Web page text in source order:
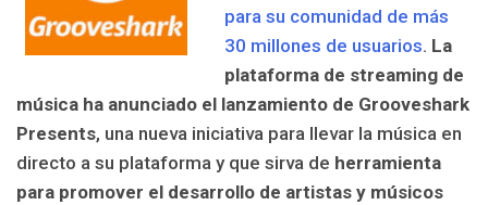
para su comunidad de más
30 millones de usuarios. La
plataforma de streaming de
música ha anunciado el lanzamiento de Grooveshark
Presents, una nueva iniciativa para llevar la música en
directo a su plataforma y que sirva de herramienta
para promover el desarrollo de artistas y músicos